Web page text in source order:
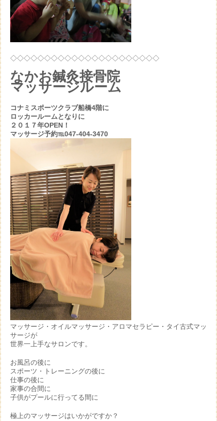
◇◇◇◇◇◇◇◇◇◇◇◇◇◇◇◇◇◇◇◇◇◇
なかお鍼灸接骨院
マッサージルーム
コナミスポーツクラブ船橋4階に
ロッカールームとなりに
２０１７年OPEN！
マッサージ予約℡047-404-3470
マッサージ・オイルマッサージ・アロマセラピー・タイ古式マッ
サージが
世界一上手なサロンです。
お風呂の後に
スポーツ・トレーニングの後に
仕事の後に
家事の合間に
子供がプールに行ってる間に
極上のマッサージはいかがですか？